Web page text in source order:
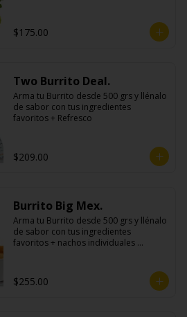
$175.00
Two Burrito Deal.
Arma tu Burrito desde 500 grs y llénalo
de sabor con tus ingredientes
favoritos + Refresco
$209.00
Burrito Big Mex.
Arma tu Burrito desde 500 grs y llénalo
de sabor con tus ingredientes
favoritos + nachos individuales
$255.00